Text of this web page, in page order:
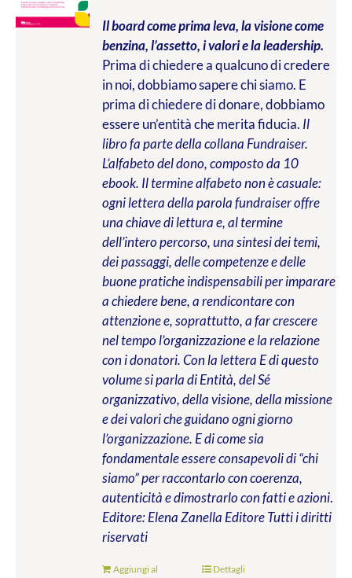
Il board come prima leva, la visione come
benzina, l’assetto, i valori e la leadership.
Prima di chiedere a qualcuno di credere
in noi, dobbiamo sapere chi siamo. E
prima di chiedere di donare, dobbiamo
essere un’entità che merita fiducia. Il
libro fa parte della collana Fundraiser.
L’alfabeto del dono, composto da 10
ebook. Il termine alfabeto non è casuale:
ogni lettera della parola fundraiser offre
una chiave di lettura e, al termine
dell’intero percorso, una sintesi dei temi,
dei passaggi, delle competenze e delle
buone pratiche indispensabili per imparare
a chiedere bene, a rendicontare con
attenzione e, soprattutto, a far crescere
nel tempo l’organizzazione e la relazione
con i donatori. Con la lettera E di questo
volume si parla di Entità, del Sé
organizzativo, della visione, della missione
e dei valori che guidano ogni giorno
l’organizzazione. E di come sia
fondamentale essere consapevoli di “chi
siamo” per raccontarlo con coerenza,
autenticità e dimostrarlo con fatti e azioni.
Editore: Elena Zanella EditoreTutti i diritti
riservati
Aggiungi al
Dettagli